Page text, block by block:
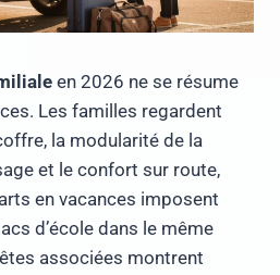
en 2026 ne se résume
Les familles regardent
la modularité de la
et le confort sur route,
en vacances imposent
d’école dans le même
associées montrent